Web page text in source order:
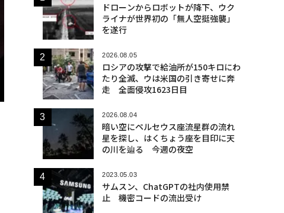
ドローンからロボットが降下、ウク
ライナが世界初の「無人空挺強襲」
を遂行
2026.08.05
ロシアの攻撃で給油所が150キロにわ
たり全滅、ウは米国の引き寄せに奔
走 全面侵攻1623日目
2026.08.04
暗い空にペルセウス座流星群の流れ
星を探し、はくちょう座を目印に天
の川を辿る 今週の夜空
2023.05.03
サムスン、ChatGPTの社内使用禁
止 機密コードの流出受け